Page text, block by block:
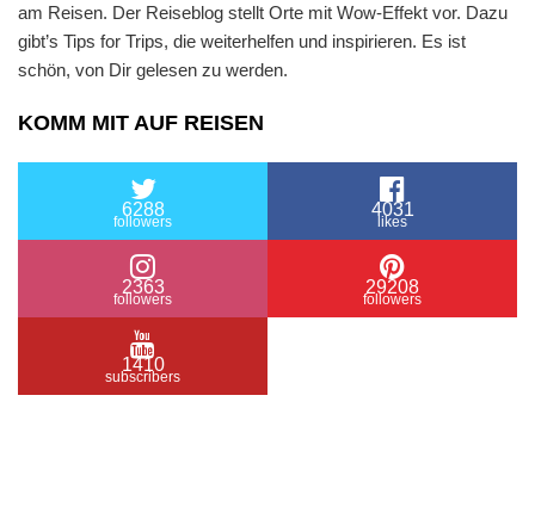
am Reisen. Der Reiseblog stellt Orte mit Wow-Effekt vor. Dazu
gibt’s Tips for Trips, die weiterhelfen und inspirieren. Es ist
schön, von Dir gelesen zu werden.
KOMM MIT AUF REISEN
6288
followers
4031
likes
2363
followers
29208
followers
1410
subscribers